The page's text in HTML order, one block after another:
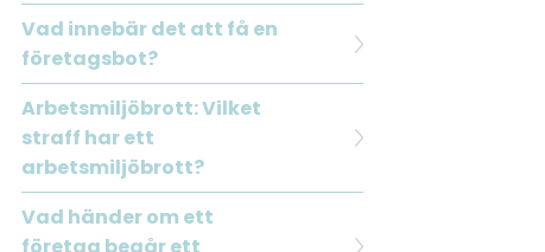
Vad innebär det att få en
företagsbot?
Arbetsmiljöbrott: Vilket
straff har ett
arbetsmiljöbrott?
Vad händer om ett